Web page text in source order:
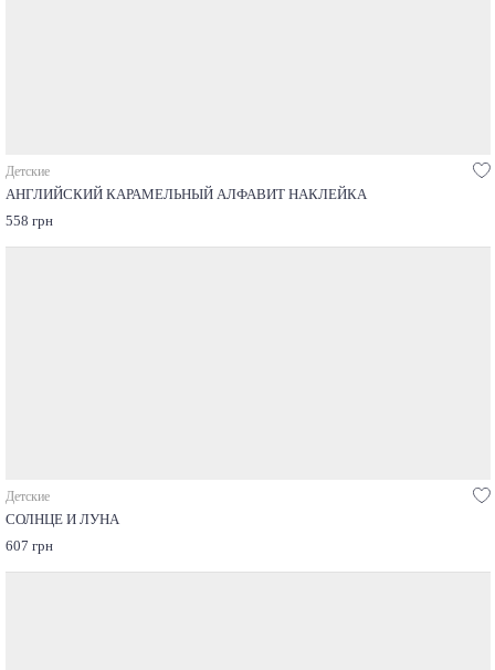
Детские
АНГЛИЙСКИЙ КАРАМЕЛЬНЫЙ АЛФАВИТ НАКЛЕЙКА
558 грн
Детские
СОЛНЦЕ И ЛУНА
607 грн